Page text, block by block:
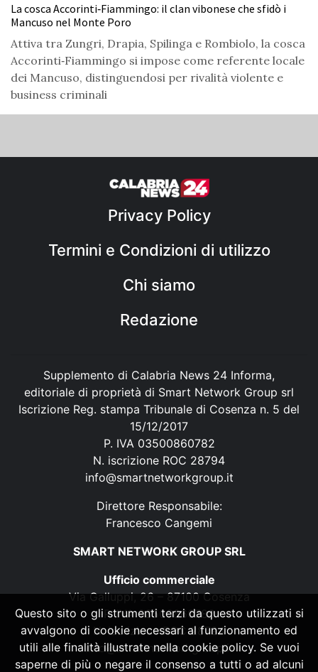
La cosca Accorinti‑Fiammingo: il clan vibonese che sfidò i
Mancuso nel Monte Poro
Attiva tra Zungri, Drapia, Spilinga e Rombiolo, la cosca
Accorinti‑Fiammingo si impose come referente locale
dei Mancuso, distinguendosi per rivalità violente e
business criminali
Privacy Policy
Termini e Condizioni di utilizzo
Chi siamo
Redazione
Supplemento di Calabria News 24 Informa,
editoriale di proprietà di Smart Network Group srl
Iscrizione Reg. stampa Tribunale di Cosenza n. 5 del
15/12/2017
P. IVA 03500860782
N. iscrizione ROC 28794
info@smartnetworkgroup.it
Direttore Responsabile:
Francesco Cangemi
SMART NETWORK GROUP SRL
Ufficio commerciale
Via Galluppi, 26 – 87100 Cosenza
P. IVA 03500860782
N. iscrizione ROC 28794
info@smartnetworkgroup.it
Questo sito o gli strumenti terzi da questo utilizzati si
avvalgono di cookie necessari al funzionamento ed
utili alle finalità illustrate nella cookie policy. Se vuoi
saperne di più o negare il consenso a tutti o ad alcuni